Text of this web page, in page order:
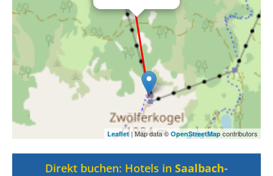
Leaflet | Map data © OpenStreetMap contributors
Direkt buchen: Hotels in Saalbach-